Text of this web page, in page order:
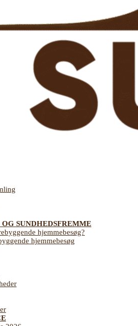
SUNDHEDSFREMME
hjemmebesøg?
hjemmebesøg